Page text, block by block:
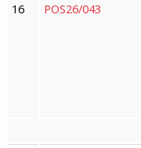
16
POS26/043